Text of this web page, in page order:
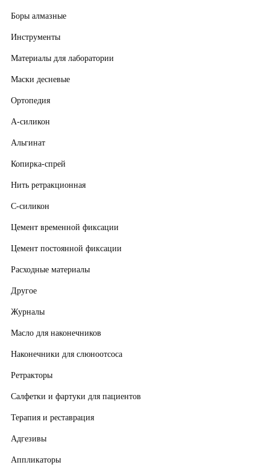
Боры алмазные
Инструменты
Материалы для лаборатории
Маски десневые
Ортопедия
А-силикон
Альгинат
Копирка-спрей
Нить ретракционная
С-силикон
Цемент временной фиксации
Цемент постоянной фиксации
Расходные материалы
Другое
Журналы
Масло для наконечников
Наконечники для слюноотсоса
Ретракторы
Салфетки и фартуки для пациентов
Терапия и реставрация
Адгезивы
Аппликаторы